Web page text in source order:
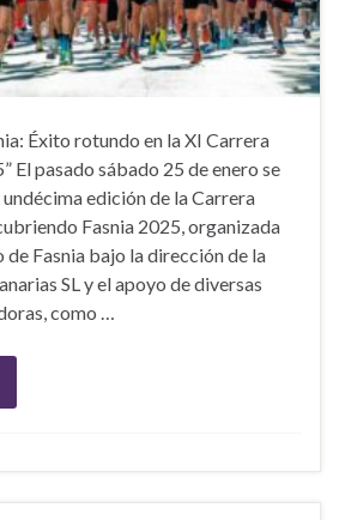
Éxito rotundo en la XI Carrera
El pasado sábado 25 de enero se
edición de la Carrera
Fasnia 2025, organizada
Fasnia bajo la dirección de la
SL y el apoyo de diversas
como …